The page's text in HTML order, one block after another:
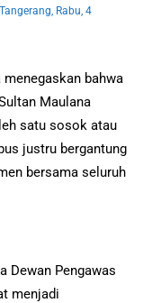
Rabu, 4
bahwa
Maulana
satu sosok atau
justru bergantung
bersama seluruh
Dewan Pengawas
menjadi